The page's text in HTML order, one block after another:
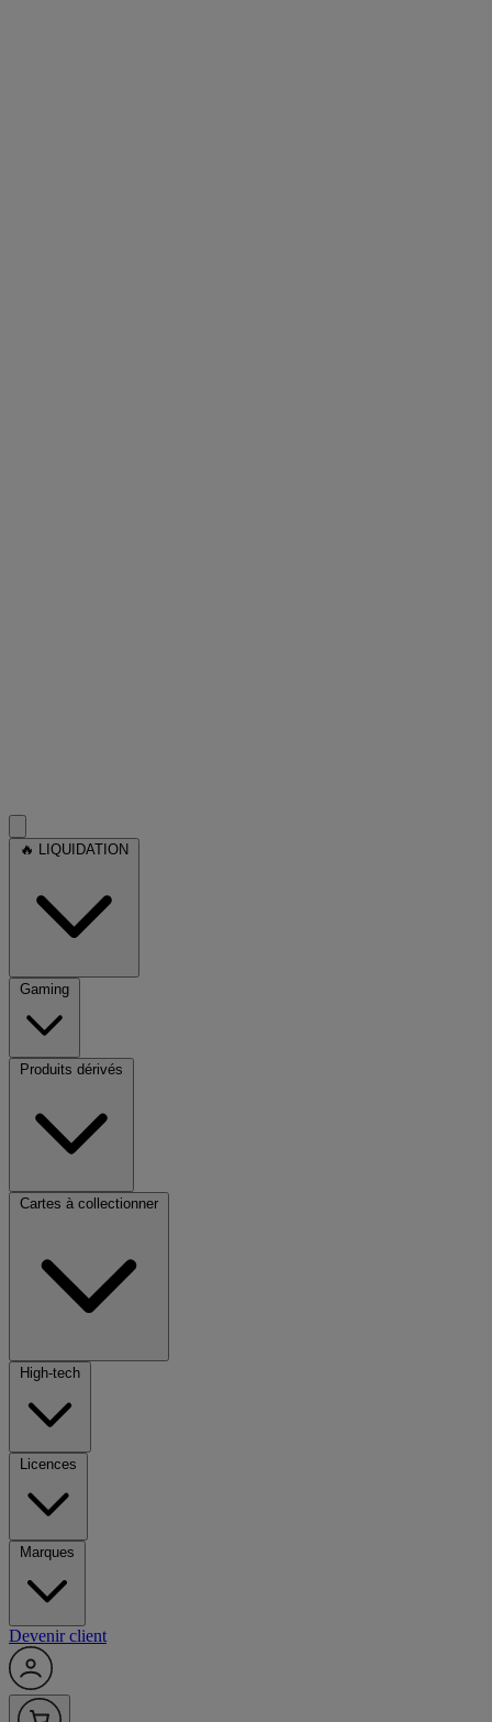
🔥 LIQUIDATION
Gaming
Produits dérivés
Cartes à collectionner
High-tech
Licences
Marques
Devenir client